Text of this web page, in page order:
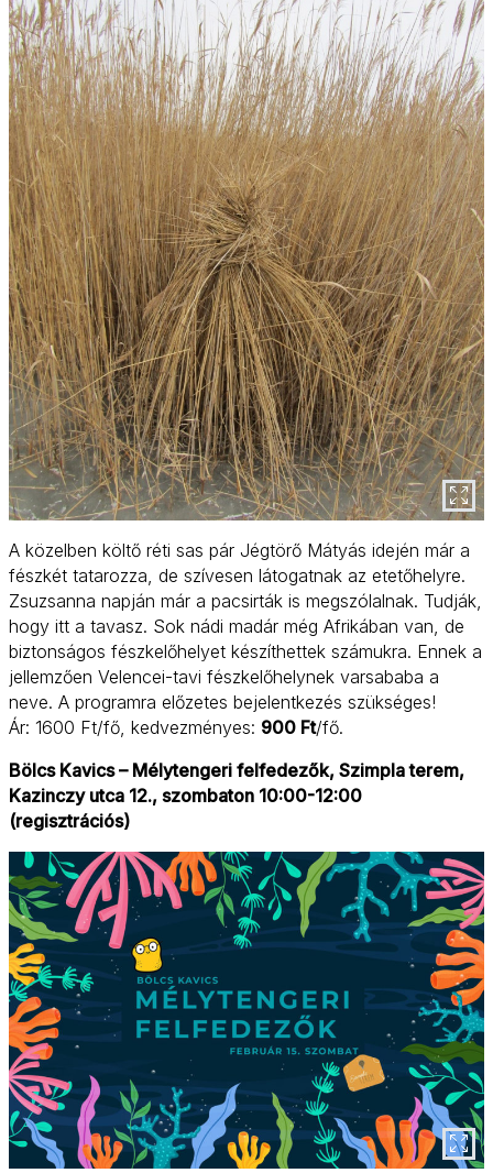
A közelben költő réti sas pár Jégtörő Mátyás idején már a
fészkét tatarozza, de szívesen látogatnak az etetőhelyre.
Zsuzsanna napján már a pacsirták is megszólalnak. Tudják,
hogy itt a tavasz. Sok nádi madár még Afrikában van, de
biztonságos fészkelőhelyet készíthettek számukra. Ennek a
jellemzően Velencei-tavi fészkelőhelynek varsababa a
neve. A programra előzetes bejelentkezés szükséges!
Ár: 1600 Ft/fő, kedvezményes: 900 Ft/fő.
Bölcs Kavics – Mélytengeri felfedezők, Szimpla terem,
Kazinczy utca 12., szombaton 10:00-12:00
(regisztrációs)